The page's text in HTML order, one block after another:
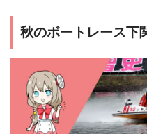
秋のボートレース下